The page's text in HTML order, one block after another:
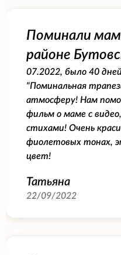
Поминали
районе
07.2022, было 40
"Поминальная
атмосферу! Нам
фильм о маме с
стихами! Очень
фиолетовых тонах,
цвет!
Татьяна
22/09/2022